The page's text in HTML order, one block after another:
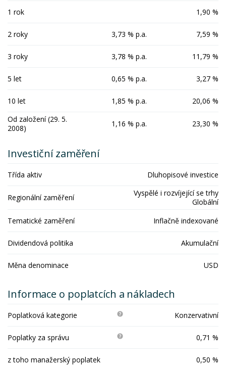
1 rok 1,90 %
2 roky 3,73 % p.a. 7,59 %
3 roky 3,78 % p.a. 11,79 %
5 let 0,65 % p.a. 3,27 %
10 let 1,85 % p.a.
20,06 %
Od založení (29. 5.
2008)
1,16 % p.a. 23,30 %
Investiční zaměření
Třída aktiv Dluhopisové investice
Regionální zaměření
Vyspělé i rozvíjející se trhy
Globální
Tematické zaměření
Inflačně indexované
Dividendová politika Akumulační
Měna denominace USD
Informace o poplatcích a nákladech
Poplatková kategorie Konzervativní
Poplatky za správu 0,71 %
z toho manažerský poplatek 0,50 %